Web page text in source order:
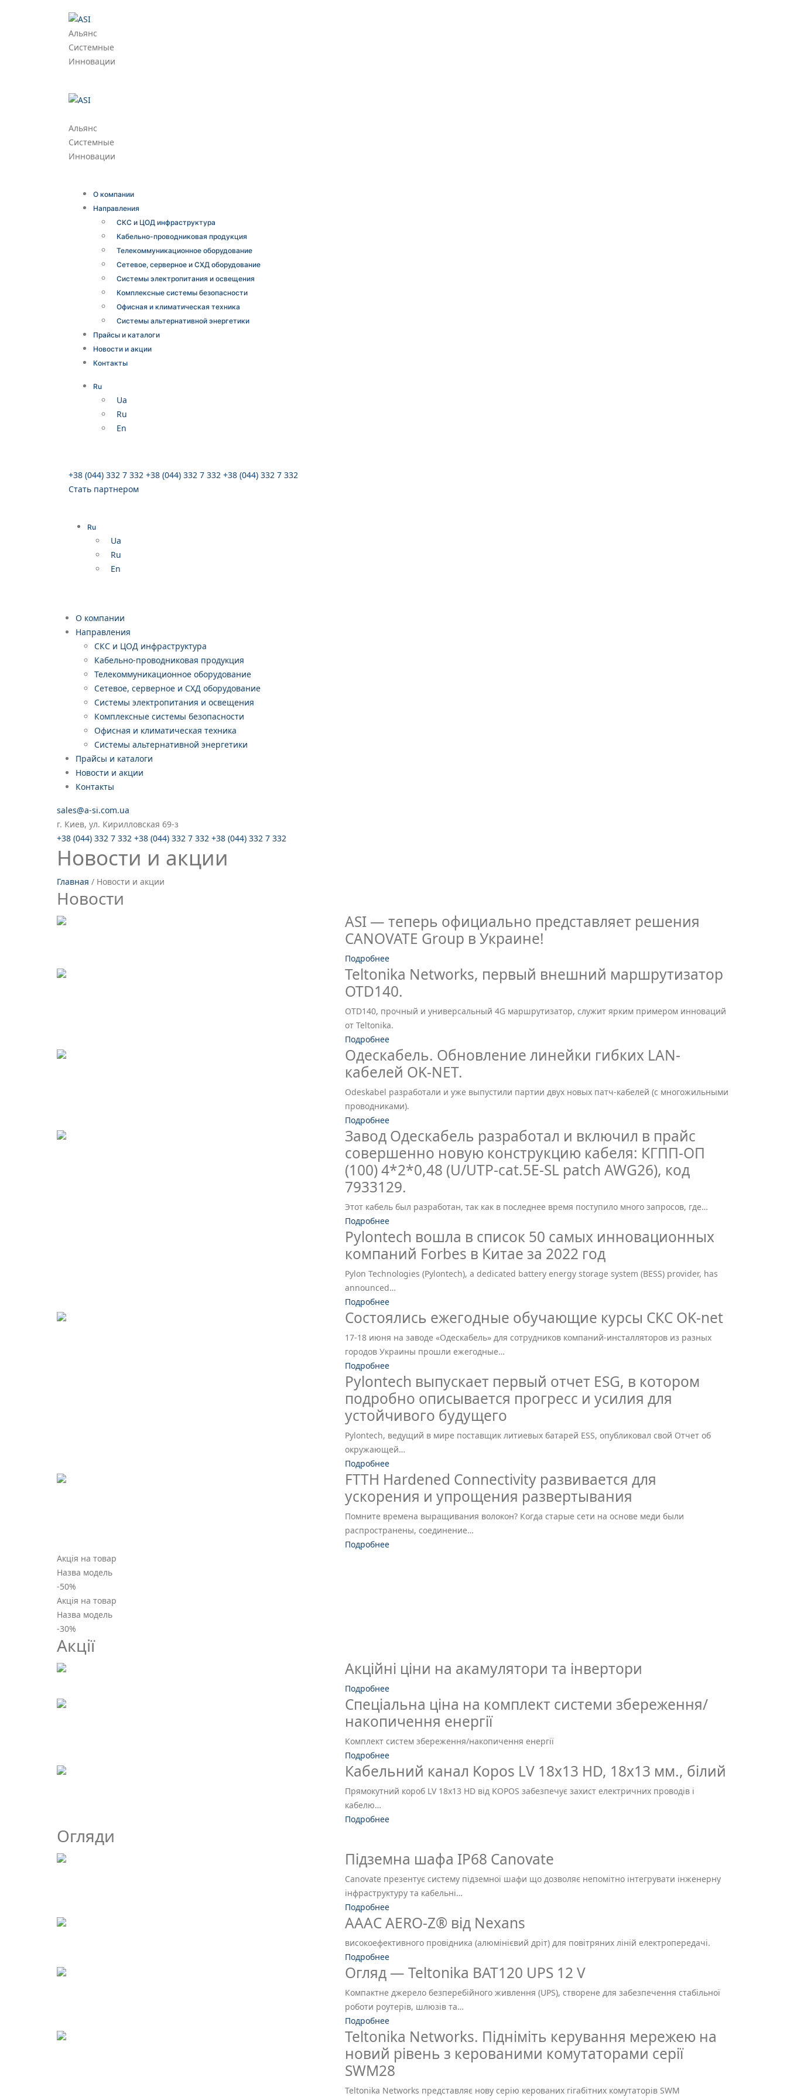
Альянс
Системные
Инновации
Альянс
Системные
Инновации
О компании
Направления
СКС и ЦОД инфраструктура
Кабельно-проводниковая продукция
Телекоммуникационное оборудование
Сетевое, серверное и СХД оборудование
Системы электропитания и освещения
Комплексные системы безопасности
Офисная и климатическая техника
Системы альтернативной энергетики
Прайсы и каталоги
Новости и акции
Контакты
Ru
Ua
Ru
En
+38 (044) 332 7 332 +38 (044) 332 7 332 +38 (044) 332 7 332
Стать партнером
Ru
Ua
Ru
En
О компании
Направления
СКС и ЦОД инфраструктура
Кабельно-проводниковая продукция
Телекоммуникационное оборудование
Сетевое, серверное и СХД оборудование
Системы электропитания и освещения
Комплексные системы безопасности
Офисная и климатическая техника
Системы альтернативной энергетики
Прайсы и каталоги
Новости и акции
Контакты
sales@a-si.com.ua
г. Киев, ул. Кирилловская 69-з
+38 (044) 332 7 332 +38 (044) 332 7 332 +38 (044) 332 7 332
Новости и акции
Главная / Новости и акции
Новости
ASI — теперь официально представляет решения
CANOVATE Group в Украине!
Подробнее
Teltonika Networks, первый внешний маршрутизатор
OTD140.
OTD140, прочный и универсальный 4G маршрутизатор, служит ярким примером инноваций
от Teltonika.
Подробнее
Одескабель. Обновление линейки гибких LAN-
кабелей OK-NET.
Odeskabel разработали и уже выпустили партии двух новых патч-кабелей (с многожильными
проводниками).
Подробнее
Завод Одескабель разработал и включил в прайс
совершенно новую конструкцию кабеля: КГПП-ОП
(100) 4*2*0,48 (U/UTP-cat.5E-SL patch AWG26), код
7933129.
Этот кабель был разработан, так как в последнее время поступило много запросов, где…
Подробнее
Pylontech вошла в список 50 самых инновационных
компаний Forbes в Китае за 2022 год
Pylon Technologies (Pylontech), a dedicated battery energy storage system (BESS) provider, has
announced…
Подробнее
Состоялись ежегодные обучающие курсы СКС OK-net
17-18 июня на заводе «Одескабель» для сотрудников компаний-инсталляторов из разных
городов Украины прошли ежегодные…
Подробнее
Pylontech выпускает первый отчет ESG, в котором
подробно описывается прогресс и усилия для
устойчивого будущего
Pylontech, ведущий в мире поставщик литиевых батарей ESS, опубликовал свой Отчет об
окружающей…
Подробнее
FTTH Hardened Connectivity развивается для
ускорения и упрощения развертывания
Помните времена выращивания волокон? Когда старые сети на основе меди были
распространены, соединение…
Подробнее
Акція на товар
Назва модель
-50%
Акція на товар
Назва модель
-30%
Акції
Акційні ціни на акамулятори та інвертори
Подробнее
Спеціальна ціна на комплект системи збереження/
накопичення енергії
Комплект систем збереження/накопичення енергії
Подробнее
Кабельний канал Kopos LV 18х13 HD, 18х13 мм., білий
Прямокутний короб LV 18x13 HD від KOPOS забезпечує захист електричних проводів і
кабелю…
Подробнее
Огляди
Підземна шафа IP68 Canovate
Canovate презентує систему підземної шафи що дозволяє непомітно інтегрувати інженерну
інфраструктуру та кабельні…
Подробнее
AAAC AERO-Z® від Nexans
високоефективного провідника (алюмінієвий дріт) для повітряних ліній електропередачі.
Подробнее
Огляд — Teltonika BAT120 UPS 12 V
Компактне джерело безперебійного живлення (UPS), створене для забезпечення стабільної
роботи роутерів, шлюзів та…
Подробнее
Teltonika Networks. Підніміть керування мережею на
новий рівень з керованими комутаторами серії
SWM28
Teltonika Networks представляє нову серію керованих гігабітних комутаторів SWM